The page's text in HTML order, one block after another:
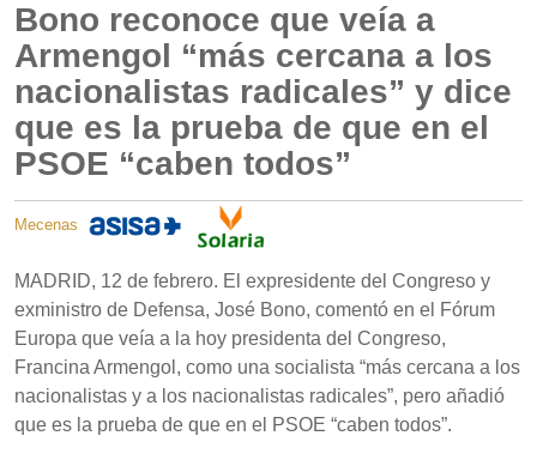
Bono reconoce que veía a
Armengol “más cercana a los
nacionalistas radicales” y dice
que es la prueba de que en el
PSOE “caben todos”
Mecenas
MADRID, 12 de febrero. El expresidente del Congreso y
exministro de Defensa, José Bono, comentó en el Fórum
Europa que veía a la hoy presidenta del Congreso,
Francina Armengol, como una socialista “más cercana a los
nacionalistas y a los nacionalistas radicales”, pero añadió
que es la prueba de que en el PSOE “caben todos”.